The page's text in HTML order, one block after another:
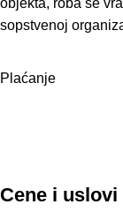
objekta, roba se
sopstvenoj
Plaćanje
Cene i